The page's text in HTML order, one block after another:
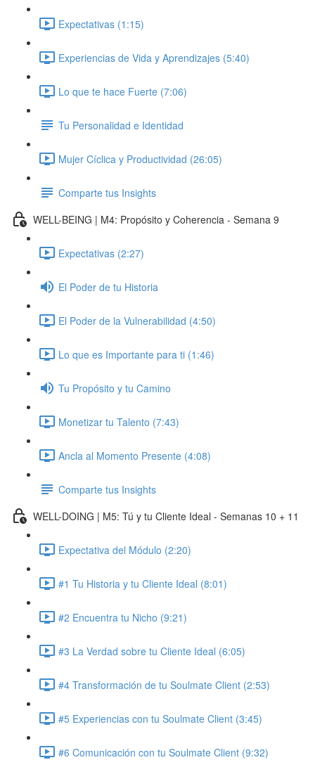
Expectativas (1:15)
Experiencias de Vida y Aprendizajes (5:40)
Lo que te hace Fuerte (7:06)
Tu Personalidad e Identidad
Mujer Cíclica y Productividad (26:05)
Comparte tus Insights
WELL-BEING | M4: Propósito y Coherencia - Semana 9
Expectativas (2:27)
El Poder de tu Historia
El Poder de la Vulnerabilidad (4:50)
Lo que es Importante para ti (1:46)
Tu Propósito y tu Camino
Monetizar tu Talento (7:43)
Ancla al Momento Presente (4:08)
Comparte tus Insights
WELL-DOING | M5: Tú y tu Cliente Ideal - Semanas 10 + 11
Expectativa del Módulo (2:20)
#1 Tu Historia y tu Cliente Ideal (8:01)
#2 Encuentra tu Nicho (9:21)
#3 La Verdad sobre tu Cliente Ideal (6:05)
#4 Transformación de tu Soulmate Client (2:53)
#5 Experiencias con tu Soulmate Client (3:45)
#6 Comunicación con tu Soulmate Client (9:32)